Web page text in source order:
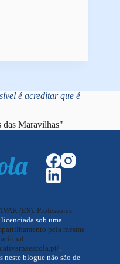
é acreditar que é
Maravilhas"
(ES): Professores
sob uma
pela mesma
.
neste blogue não são de